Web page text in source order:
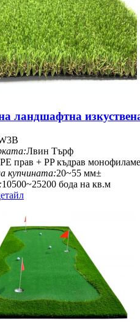
ландшафтна
Лвин Търф
PE прав + PP къдрав
купчината:20~55 мм±
10500~25200 бода на кв.м